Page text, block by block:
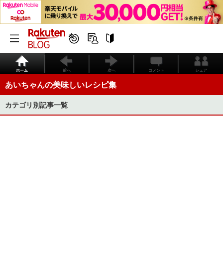
ホーム 前へ 次へ コメント シェア
あいちゃんの美味しいレシピ集
カテゴリ別記事一覧